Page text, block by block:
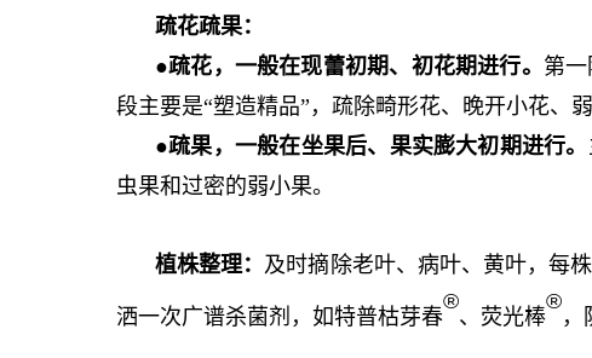
疏花疏果‍：
●疏花 ， 一般在现蕾初期、初花期进行。 第一
段主要是“塑造精品”， 疏除畸形花、晚开小花、弱
●疏果， ‍一般在坐果后、果实膨大初期进行。
虫果和过密的弱小果。
植株整理： 及时摘除老叶、病叶、黄叶，每
洒一次广谱杀菌剂，如特普枯芽春
®
、荧光棒
®
，